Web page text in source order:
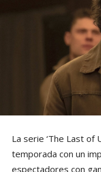
La serie ‘The Last of
temporada con un
espectadores con